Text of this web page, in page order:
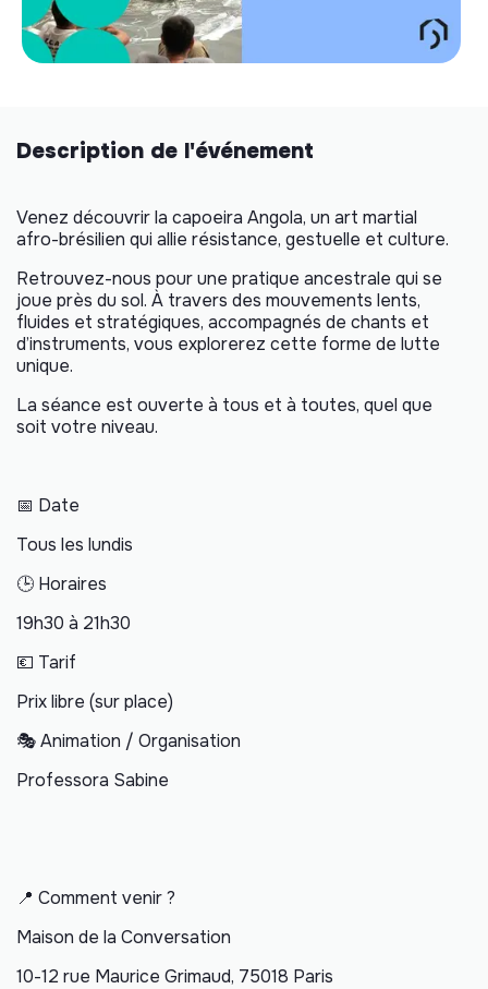
Description de l'événement
Venez découvrir la capoeira Angola, un art martial
afro-brésilien qui allie résistance, gestuelle et culture.
Retrouvez-nous pour une pratique ancestrale qui se
joue près du sol. À travers des mouvements lents,
fluides et stratégiques, accompagnés de chants et
d’instruments, vous explorerez cette forme de lutte
unique.
La séance est ouverte à tous et à toutes, quel que
soit votre niveau.
📅 Date
Tous les lundis
🕒 Horaires
19h30 à 21h30
💶 Tarif
Prix libre (sur place)
🎭 Animation / Organisation
Professora Sabine
📍 Comment venir ?
Maison de la Conversation
10-12 rue Maurice Grimaud, 75018 Paris